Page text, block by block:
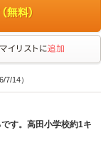
7/14）
す。高田小学校約1キ